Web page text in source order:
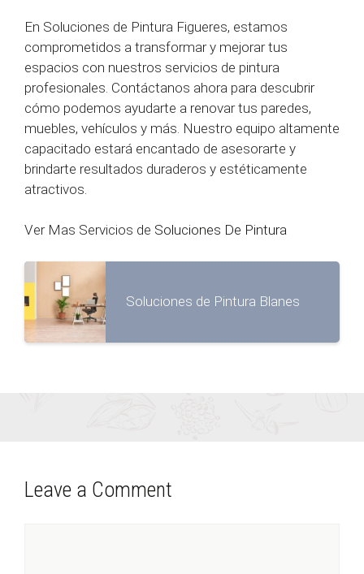
En Soluciones de Pintura Figueres, estamos
comprometidos a transformar y mejorar tus
espacios con nuestros servicios de pintura
profesionales. Contáctanos ahora para descubrir
cómo podemos ayudarte a renovar tus paredes,
muebles, vehículos y más. Nuestro equipo altamente
capacitado estará encantado de asesorarte y
brindarte resultados duraderos y estéticamente
atractivos.
Ver Mas Servicios de Soluciones De Pintura
Soluciones de Pintura Blanes
Leave a Comment